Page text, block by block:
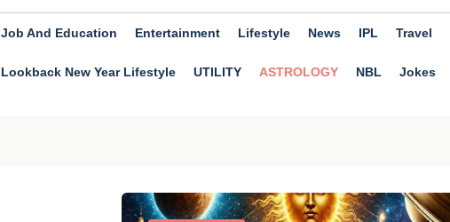
Job And Education Entertainment Lifestyle News IPL Travel
Lookback New Year Lifestyle UTILITY ASTROLOGY NBL Jokes